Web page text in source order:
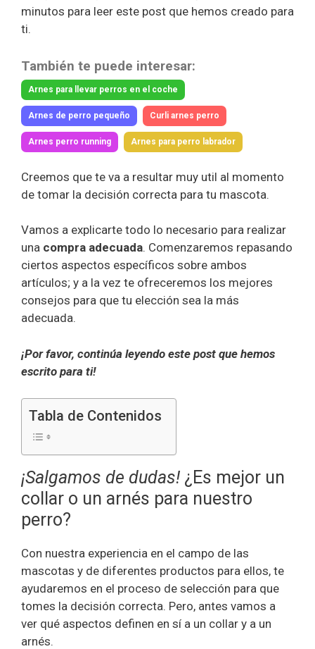
minutos para leer este post que hemos creado para
ti.
También te puede interesar:
Arnes para llevar perros en el coche
Arnes de perro pequeño Curli arnes perro
Arnes perro running Arnes para perro labrador
Creemos que te va a resultar muy util al momento
de tomar la decisión correcta para tu mascota.
Vamos a explicarte todo lo necesario para realizar
una compra adecuada. Comenzaremos repasando
ciertos aspectos específicos sobre ambos
artículos; y a la vez te ofreceremos los mejores
consejos para que tu elección sea la más
adecuada.
¡Por favor, continúa leyendo este post que hemos
escrito para ti!
Tabla de Contenidos
¡Salgamos de dudas! ¿Es mejor un
collar o un arnés para nuestro
perro?
Con nuestra experiencia en el campo de las
mascotas y de diferentes productos para ellos, te
ayudaremos en el proceso de selección para que
tomes la decisión correcta. Pero, antes vamos a
ver qué aspectos definen en sí a un collar y a un
arnés.